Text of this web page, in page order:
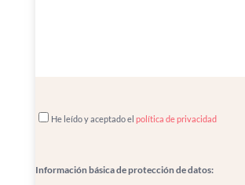
He leído y aceptado el política de privacidad
Información básica de protección de datos: